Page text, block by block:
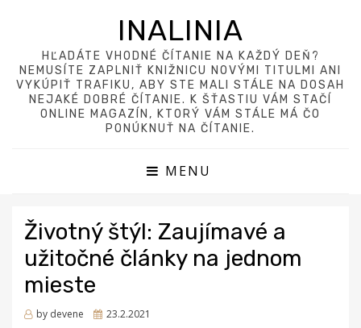
INALINIA
HĽADÁTE VHODNÉ ČÍTANIE NA KAŽDÝ DEŇ?
NEMUSÍTE ZAPLNIŤ KNIŽNICU NOVÝMI TITULMI ANI
VYKÚPIŤ TRAFIKU, ABY STE MALI STÁLE NA DOSAH
NEJAKÉ DOBRÉ ČÍTANIE. K ŠŤASTIU VÁM STAČÍ
ONLINE MAGAZÍN, KTORÝ VÁM STÁLE MÁ ČO
PONÚKNUŤ NA ČÍTANIE.
MENU
Životný štýl: Zaujímavé a
užitočné články na jednom
mieste
by devene
Posted
23.2.2021